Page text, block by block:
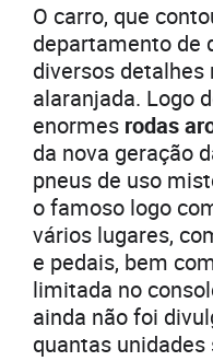
O carro, que
departamento de
diversos
alaranjada. Logo
enormes rodas
da nova geração
pneus de uso
o famoso logo
vários lugares,
e pedais, bem
limitada no
ainda não foi
quantas